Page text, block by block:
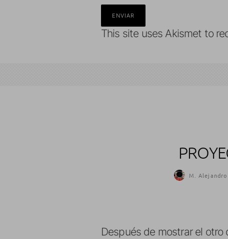
This site uses Akismet to
M.
Después de mostrar el otro